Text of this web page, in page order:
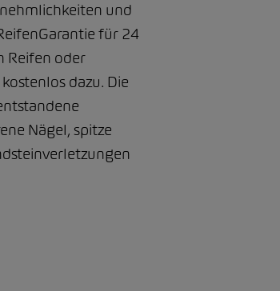
und
für 24
Reifen oder
dazu. Die
Nägel, spitze